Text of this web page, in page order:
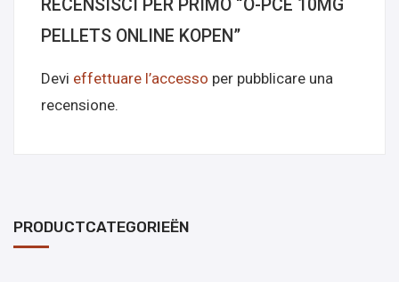
RECENSISCI PER PRIMO “O-PCE 10MG
PELLETS ONLINE KOPEN”
Devi effettuare l’accesso per pubblicare una
recensione.
PRODUCTCATEGORIEËN